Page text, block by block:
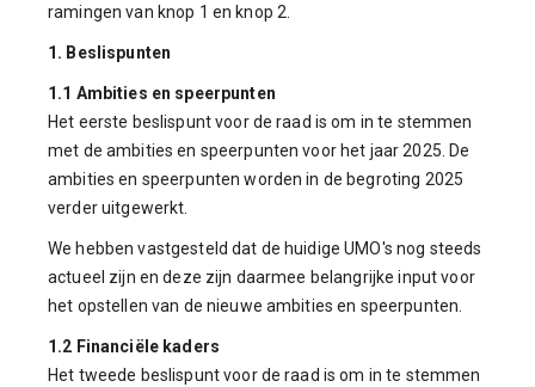
ramingen van knop 1 en knop 2.
1. Beslispunten
1.1 Ambities en speerpunten
Het eerste beslispunt voor de raad is om in te stemmen
met de ambities en speerpunten voor het jaar 2025. De
ambities en speerpunten worden in de begroting 2025
verder uitgewerkt.
We hebben vastgesteld dat de huidige UMO's nog steeds
actueel zijn en deze zijn daarmee belangrijke input voor
het opstellen van de nieuwe ambities en speerpunten.
1.2 Financiële kaders
Het tweede beslispunt voor de raad is om in te stemmen